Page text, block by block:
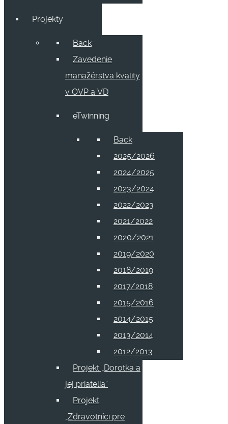
Projekty
Back
Zavedenie
manažérstva kvality
v OVP a VD
eTwinning
Back
2025/2026
2024/2025
2023/2024
2022/2023
2021/2022
2020/2021
2019/2020
2018/2019
2017/2018
2015/2016
2014/2015
2013/2014
2012/2013
Projekt „Dorotka a
jej priatelia“
Projekt
„Zdravotníci pre